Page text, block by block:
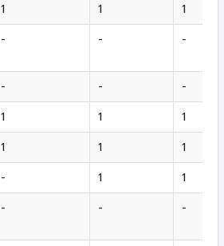
1 1
1
- - -
- -
-
1 1
1
1 1
1
- 1
1
- - -